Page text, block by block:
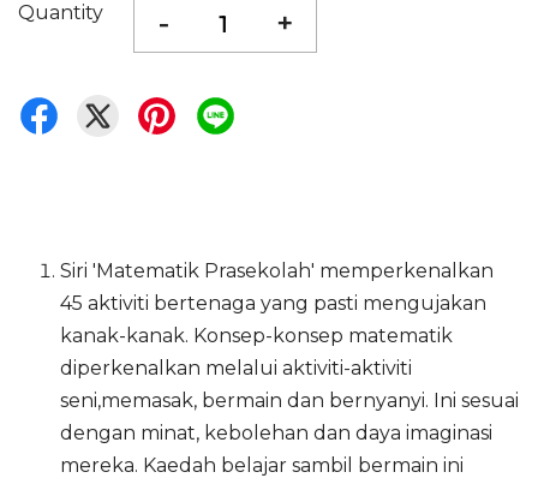
Quantity - +
Siri 'Matematik Prasekolah' memperkenalkan
45 aktiviti bertenaga yang pasti mengujakan
kanak-kanak. Konsep-konsep matematik
diperkenalkan melalui aktiviti-aktiviti
seni,memasak, bermain dan bernyanyi. Ini sesuai
dengan minat, kebolehan dan daya imaginasi
mereka. Kaedah belajar sambil bermain ini